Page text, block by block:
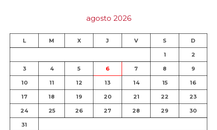
agosto 2026
L M X J V S D
1 2
3 4 5 6 7 8 9
10 11 12 13 14 15 16
17 18 19 20 21 22 23
24 25 26 27 28 29 30
31